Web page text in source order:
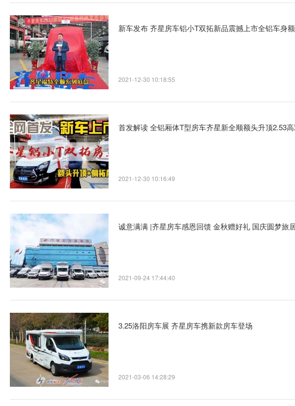
新车发布 齐星房车铝小T双拓新品震撼上市全铝车身
2021-12-30 10:18:55
首发解读 全铝厢体T型房车齐星新全顺额头升顶2.53
2021-12-30 10:16:49
诚意满满 |齐星房车感恩回馈 金秋赠好礼 国庆圆梦旅
2021-09-24 17:44:40
3.25洛阳房车展 齐星房车携新款房车登场
2021-03-06 14:28:29